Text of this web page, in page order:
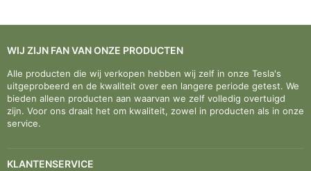
WIJ ZIJN FAN VAN ONZE PRODUCTEN
Alle producten die wij verkopen hebben wij zelf in onze Tesla's
uitgeprobeerd en de kwaliteit over een langere periode getest. We
bieden alleen producten aan waarvan we zelf volledig overtuigd
zijn. Voor ons draait het om kwaliteit, zowel in producten als in onze
service.
KLANTENSERVICE